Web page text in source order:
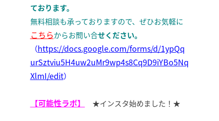
ております。
無料相談も承っておりますので、ぜひお気軽に
こちらからお問い合せください。
（https://docs.google.com/forms/d/1ypQq
urSztviu5H4uw2uMr9wp4s8Cq9D9iYBo5Nq
XlmI/edit）
【可能性ラボ】 ★インスタ始めました！★